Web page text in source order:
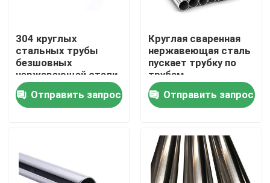
Дома
О Компании
Продукция
304 круглых
стальных трубы
безшовных
нержавеющей стали
трубы нержавеющей
стали трубки/трубка
Отправить запрос
Круглая сваренная
нержавеющая сталь
пускает трубку по
трубам
нержавеющей стали
316 трубок
Отправить запрос